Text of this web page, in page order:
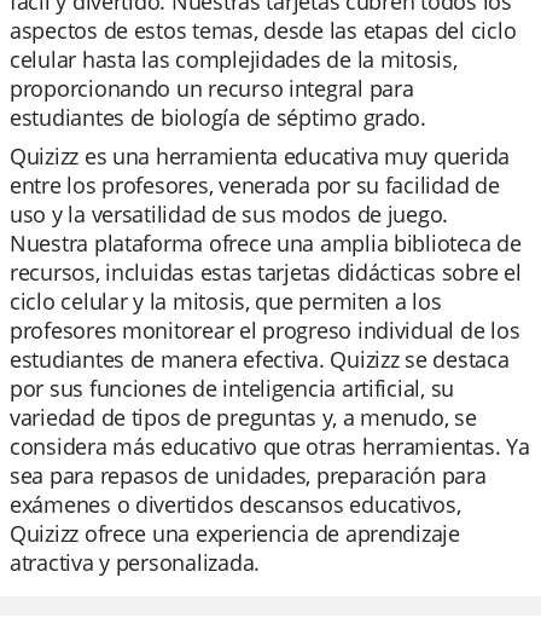
aspectos de estos temas, desde las etapas del ciclo
celular hasta las complejidades de la mitosis,
proporcionando un recurso integral para
estudiantes de biología de séptimo grado.
Quizizz es una herramienta educativa muy querida
entre los profesores, venerada por su facilidad de
uso y la versatilidad de sus modos de juego.
Nuestra plataforma ofrece una amplia biblioteca de
recursos, incluidas estas tarjetas didácticas sobre el
ciclo celular y la mitosis, que permiten a los
profesores monitorear el progreso individual de los
estudiantes de manera efectiva. Quizizz se destaca
por sus funciones de inteligencia artificial, su
variedad de tipos de preguntas y, a menudo, se
considera más educativo que otras herramientas. Ya
sea para repasos de unidades, preparación para
exámenes o divertidos descansos educativos,
Quizizz ofrece una experiencia de aprendizaje
atractiva y personalizada.